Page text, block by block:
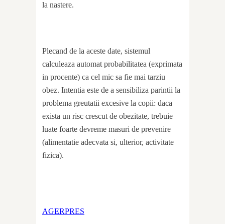
la nastere.
Plecand de la aceste date, sistemul
calculeaza automat probabilitatea (exprimata
in procente) ca cel mic sa fie mai tarziu
obez. Intentia este de a sensibiliza parintii la
problema greutatii excesive la copii: daca
exista un risc crescut de obezitate, trebuie
luate foarte devreme masuri de prevenire
(alimentatie adecvata si, ulterior, activitate
fizica).
AGERPRES